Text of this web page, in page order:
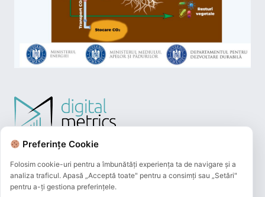
Preferințe Cookie
Folosim cookie-uri pentru a îmbunătăți experiența ta de navigare și a
analiza traficul. Apasă „Acceptă toate" pentru a consimți sau „Setări"
pentru a-ți gestiona preferințele.